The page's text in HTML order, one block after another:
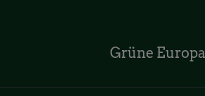
Grüne Europa